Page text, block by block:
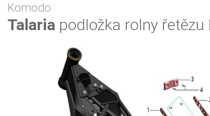
Komodo
Talaria podložka rolny řetězu